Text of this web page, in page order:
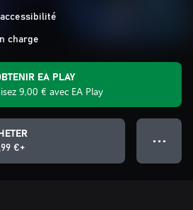
charge
EA PLAY
9,00 € avec EA Play
€+
● ● ●